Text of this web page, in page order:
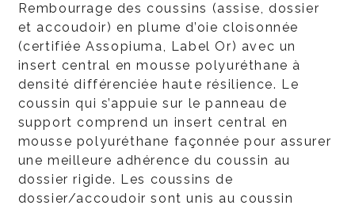
Rembourrage des coussins (assise, dossier
et accoudoir) en plume d’oie cloisonnée
(certifiée Assopiuma, Label Or) avec un
insert central en mousse polyuréthane à
densité différenciée haute résilience. Le
coussin qui s’appuie sur le panneau de
support comprend un insert central en
mousse polyuréthane façonnée pour assurer
une meilleure adhérence du coussin au
dossier rigide. Les coussins de
dossier/accoudoir sont unis au coussin